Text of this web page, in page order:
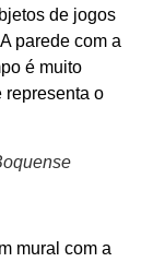
de jogos
parede com a
é muito
representa o
mural com a